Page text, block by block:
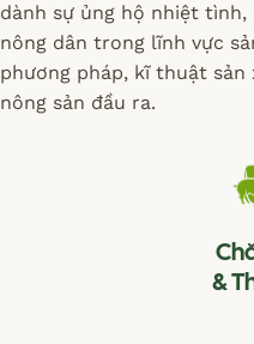
dành sự ủng hộ nhiệt
nông dân trong lĩnh vực
phương pháp, kĩ thuật
nông sản đầu ra.
&